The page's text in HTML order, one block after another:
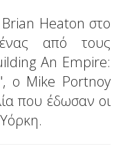
Heaton στο
από τους
An Empire:
ο Mike Portnoy
που έδωσαν οι